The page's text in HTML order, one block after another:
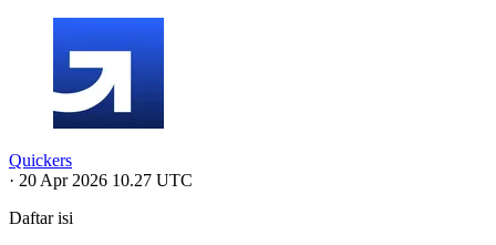
Quickers
· 20 Apr 2026 10.27 UTC
Daftar isi